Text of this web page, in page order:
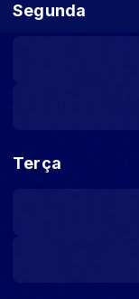
Segunda
Terça